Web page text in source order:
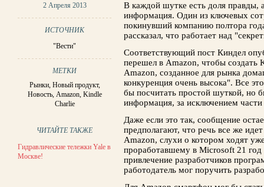
2 Апреля 2013
ИСТОЧНИК
"Вести"
МЕТКИ
Рынки, Новый продукт,
Новость, Amazon, Kindle
Charlie
ЧИТАЙТЕ ТАКЖЕ
Гидравлические тележки Yale в
Москве!
В каждой шутке есть доля правды,
информация. Один из ключевых
покинувший компанию полтора
рассказал, что работает над
Соответствующий пост Киндел
перешел в Amazon, чтобы создать
Amazon, созданное для рынка
конкуренция очень высока". Все
бы посчитать простой шуткой, но
информация, за исключением
Даже если это так, сообщение
предполагают, что речь все же
Amazon, слухи о котором ходят
проработавшему в Microsoft 21 год
привлечение разработчиков
работодатель мог поручить